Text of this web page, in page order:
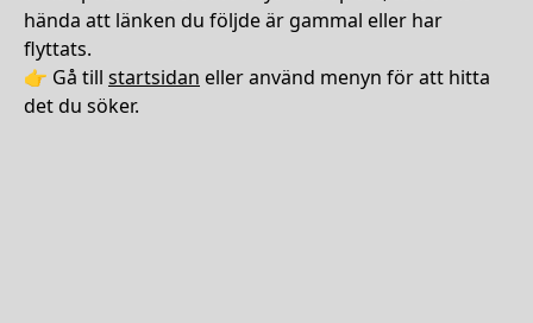
hända att länken du följde är gammal eller har
flyttats.
👉 Gå till startsidan eller använd menyn för att hitta
det du söker.